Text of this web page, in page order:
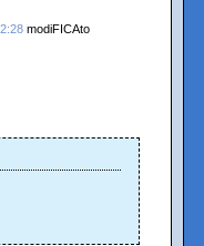
modiFICAto